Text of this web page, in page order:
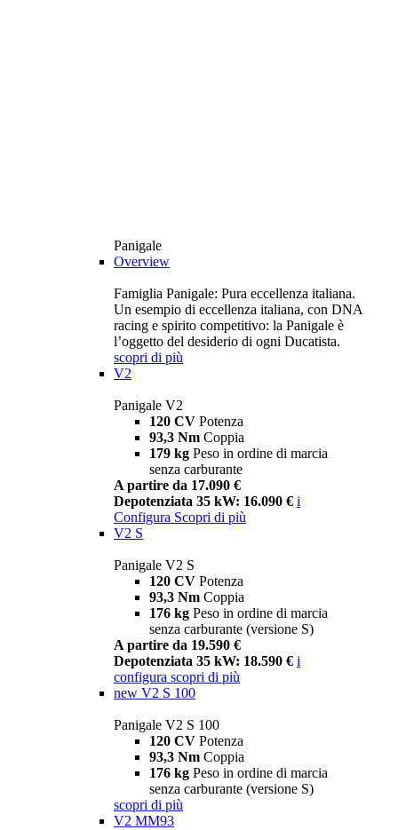
Panigale
Overview
Famiglia Panigale: Pura eccellenza italiana.
Un esempio di eccellenza italiana, con DNA
racing e spirito competitivo: la Panigale è
l’oggetto del desiderio di ogni Ducatista.
scopri di più
V2
Panigale V2
120 CV Potenza
93,3 Nm Coppia
179 kg Peso in ordine di marcia
senza carburante
A partire da 17.090 €
Depotenziata 35 kW: 16.090 € i
Configura Scopri di più
V2 S
Panigale V2 S
120 CV Potenza
93,3 Nm Coppia
176 kg Peso in ordine di marcia
senza carburante (versione S)
A partire da 19.590 €
Depotenziata 35 kW: 18.590 € i
configura scopri di più
new V2 S 100
Panigale V2 S 100
120 CV Potenza
93,3 Nm Coppia
176 kg Peso in ordine di marcia
senza carburante (versione S)
scopri di più
V2 MM93